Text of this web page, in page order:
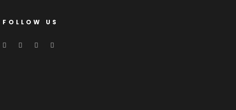
FOLLOW US